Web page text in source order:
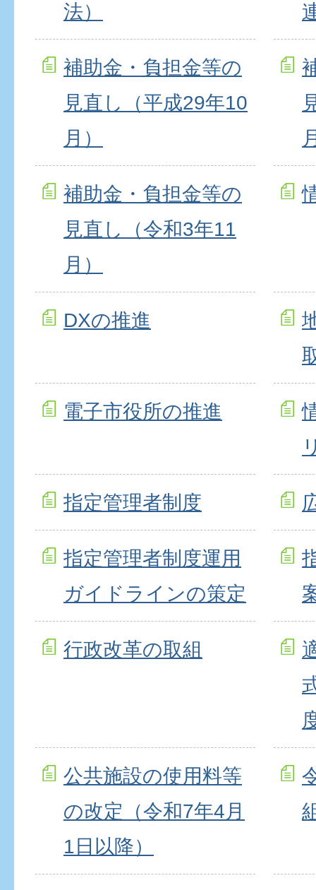
法）
補助金・負担金等の
見直し（平成29年10
月）
補助金・負担金等の
見直し（令和3年11
月）
DXの推進
電子市役所の推進
指定管理者制度
指定管理者制度運用
ガイドラインの策定
行政改革の取組
公共施設の使用料等
の改定（令和7年4月
1日以降）